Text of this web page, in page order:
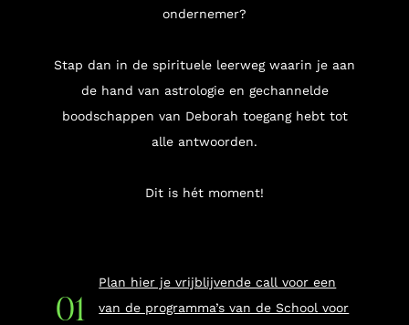
ondernemer?
Stap dan in de spirituele leerweg waarin je aan
de hand van astrologie en gechannelde
boodschappen van Deborah toegang hebt tot
alle antwoorden.
Dit is hét moment!
Plan hier je vrijblijvende call voor een
van de programma’s van de School voor